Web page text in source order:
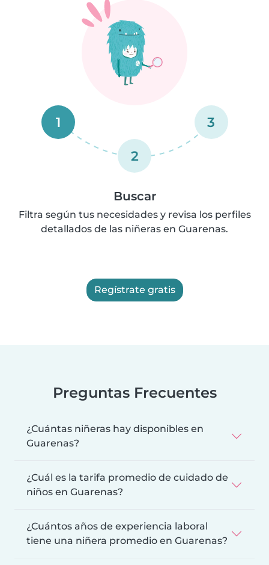
1
2
3
Buscar
Filtra según tus necesidades y revisa los perfiles
detallados de las niñeras en Guarenas.
Regístrate gratis
Preguntas Frecuentes
¿Cuántas niñeras hay disponibles en
Guarenas?
¿Cuál es la tarifa promedio de cuidado de
niños en Guarenas?
¿Cuántos años de experiencia laboral
tiene una niñera promedio en Guarenas?